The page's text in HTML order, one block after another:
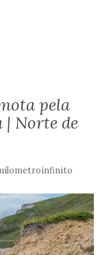
pela
Norte de